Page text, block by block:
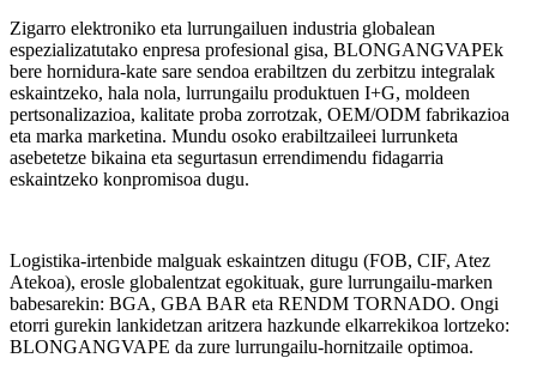
Zigarro elektroniko eta lurrungailuen industria globalean
espezializatutako enpresa profesional gisa, BLONGANGVAPEk
bere hornidura-kate sare sendoa erabiltzen du zerbitzu integralak
eskaintzeko, hala nola, lurrungailu produktuen I+G, moldeen
pertsonalizazioa, kalitate proba zorrotzak, OEM/ODM fabrikazioa
eta marka marketina. Mundu osoko erabiltzaileei lurrunketa
asebetetze bikaina eta segurtasun errendimendu fidagarria
eskaintzeko konpromisoa dugu.
Logistika-irtenbide malguak eskaintzen ditugu (FOB, CIF, Atez
Atekoa), erosle globalentzat egokituak, gure lurrungailu-marken
babesarekin: BGA, GBA BAR eta RENDM TORNADO. Ongi
etorri gurekin lankidetzan aritzera hazkunde elkarrekikoa lortzeko:
BLONGANGVAPE da zure lurrungailu-hornitzaile optimoa.